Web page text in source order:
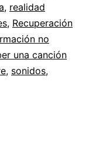
, realidad
, Recuperación
no
una canción
, sonidos,